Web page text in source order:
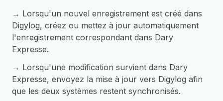
→ Lorsqu'un nouvel enregistrement est créé dans
Digylog, créez ou mettez à jour automatiquement
l'enregistrement correspondant dans Dary
Expresse.
→ Lorsqu'une modification survient dans Dary
Expresse, envoyez la mise à jour vers Digylog afin
que les deux systèmes restent synchronisés.